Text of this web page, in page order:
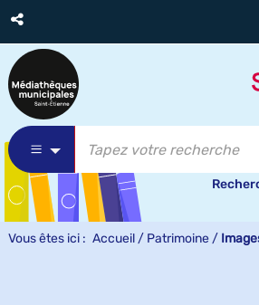
Vous êtes ici : Accueil / Patrimoine /